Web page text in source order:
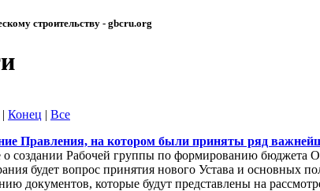
строительству - gbcru.org
| Конец | Все
Правления, на котором были приняты ряд
создании Рабочей группы по формированию
будет вопрос принятия нового Устава и основных
документов, которые будут представлены на